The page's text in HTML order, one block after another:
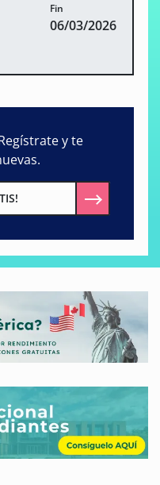
Fin
06/03/2026
y te